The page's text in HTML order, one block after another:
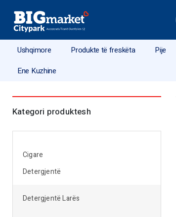
Ushqimore Produkte të freskëta Pije
Ene Kuzhine
Kategori produktesh
Cigare
Detergjentë
Detergjentë Larës